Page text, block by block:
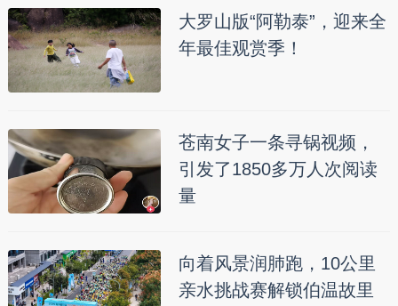
大罗山版“阿勒泰”，迎来全
年最佳观赏季！
苍南女子一条寻锅视频，
引发了1850多万人次阅读
量
向着风景润肺跑，10公里
亲水挑战赛解锁伯温故里